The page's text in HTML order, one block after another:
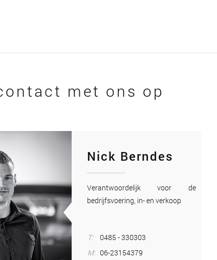
met ons op
Nick Berndes
Verantwoordelijk voor de
bedrijfsvoering, in- en verkoop
T:
0485 - 330303
M: 06-23154379